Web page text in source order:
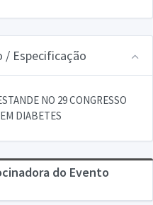
/ Especificação
NO 29 CONGRESSO
DIABETES
do Evento